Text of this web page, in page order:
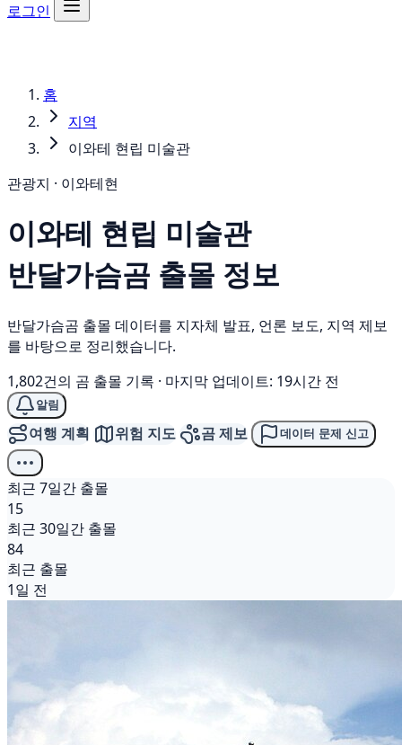
로그인
홈
지역
이와테 현립 미술관
관광지 · 이와테현
이와테 현립 미술관
반달가슴곰 출몰 정보
반달가슴곰 출몰 데이터를 지자체 발표, 언론 보도, 지역 제보
를 바탕으로 정리했습니다.
1,802건의 곰 출몰 기록 · 마지막 업데이트: 19시간 전
알림
여행 계획 위험 지도 곰 제보 데이터 문제 신고
최근 7일간 출몰
15
최근 30일간 출몰
84
최근 출몰
1일 전